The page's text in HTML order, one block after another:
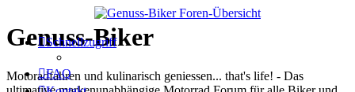
Genuss-Biker
Motoradfahren und kulinarisch geniessen... that's life! - Das
Schnellzugriff
FAQ